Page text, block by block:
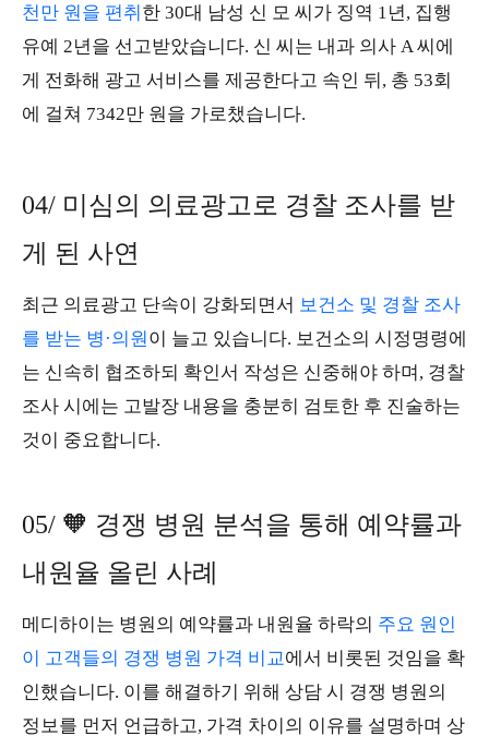
천만 원을 편취 한 30대 남성 신 모 씨가 징역 1년, 집행
유예 2년을 선고받았습니다. 신 씨는 내과 의사 A 씨에
게 전화해 광고 서비스를 제공한다고 속인 뒤, 총 53회
에 걸쳐 7342만 원을 가로챘습니다.
04/ 미심의 의료광고로 경찰 조사를 받
게 된 사연
최근 의료광고 단속이 강화되면서 보건소 및 경찰 조사
를 받는 병·의원 이 늘고 있습니다. 보건소의 시정명령에
는 신속히 협조하되 확인서 작성은 신중해야 하며, 경찰
조사 시에는 고발장 내용을 충분히 검토한 후 진술하는
것이 중요합니다.
05/ 🧡 경쟁 병원 분석을 통해 예약률과
내원율 올린 사례
메디하이는 병원의 예약률과 내원율 하락의 주요 원인
이 고객들의 경쟁 병원 가격 비교에서 비롯된 것임을 확
인했습니다. 이를 해결하기 위해 상담 시 경쟁 병원의
정보를 먼저 언급하고, 가격 차이의 이유를 설명하며 상